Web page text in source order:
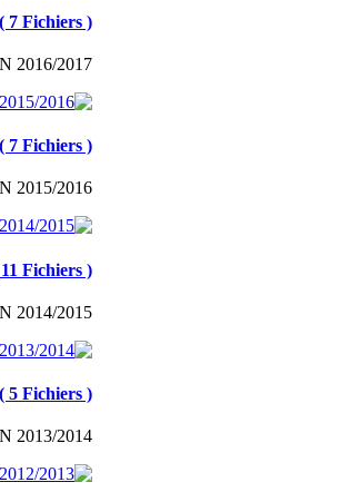
( 7 Fichiers )
2016/2017
( 7 Fichiers )
2015/2016
Fichiers )
2014/2015
( 5 Fichiers )
2013/2014